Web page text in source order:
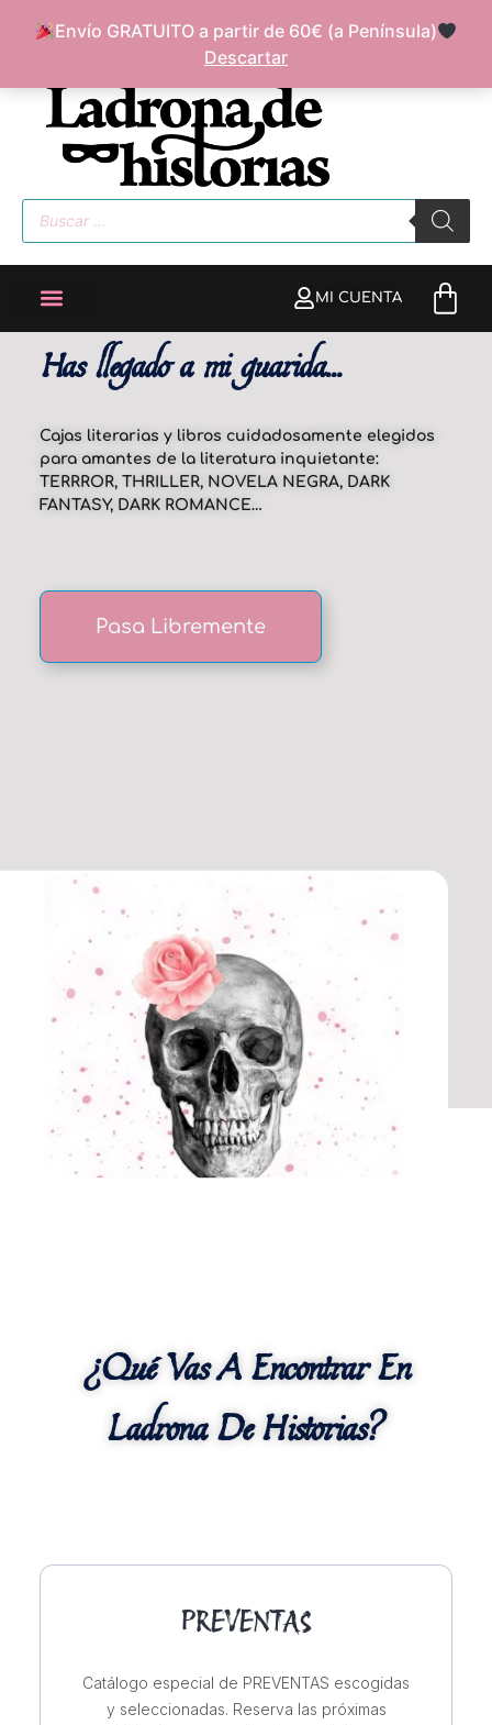
Envío GRATUITO a partir de 60€ (a Península)
Descartar
FAQ SOBRE MÍ
MI CUENTA
Has llegado a mi guarida...
Cajas literarias y libros cuidadosamente elegidos
para amantes de la literatura inquietante:
TERRROR, THRILLER, NOVELA NEGRA, DARK
FANTASY, DARK ROMANCE…
Pasa Libremente
¿Qué Vas A Encontrar En
Ladrona De Historias?
PREVENTAS
Catálogo especial de PREVENTAS escogidas
y seleccionadas. Reserva las próximas